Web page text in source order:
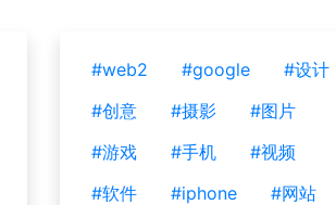
#web2 #google
#设计
#创意
#摄影
#图片
#游戏
#手机
#视频
#软件
#iphone
#网站